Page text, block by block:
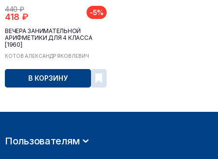
440 ₽
418 ₽ -5%
ВЕЧЕРА ЗАНИМАТЕЛЬНОЙ
АРИФМЕТИКИ ДЛЯ 4 КЛАССА
[1960]
КОТОВ АЛЕКСАНДР ЯКОВЛЕВИЧ
В КОРЗИНУ
Пользователям